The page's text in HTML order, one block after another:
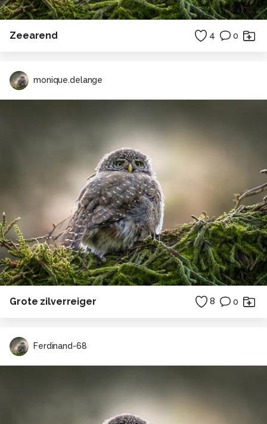
Zeearend 4 0
monique.delange
Grote zilverreiger 8 0
Ferdinand-68